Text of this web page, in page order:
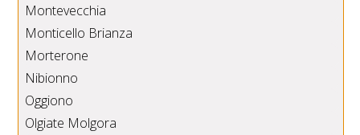
Montevecchia
Monticello Brianza
Morterone
Nibionno
Oggiono
Olgiate Molgora